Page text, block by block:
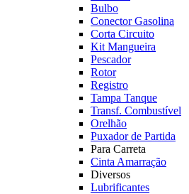
Bulbo
Conector Gasolina
Corta Circuito
Kit Mangueira
Pescador
Rotor
Registro
Tampa Tanque
Transf. Combustível
Orelhão
Puxador de Partida
Para Carreta
Cinta Amarração
Diversos
Lubrificantes